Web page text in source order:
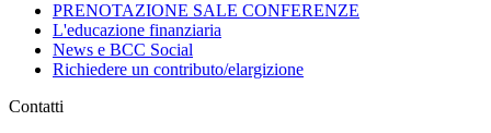
PRENOTAZIONE SALE CONFERENZE
L'educazione finanziaria
News e BCC Social
Richiedere un contributo/elargizione
Contatti